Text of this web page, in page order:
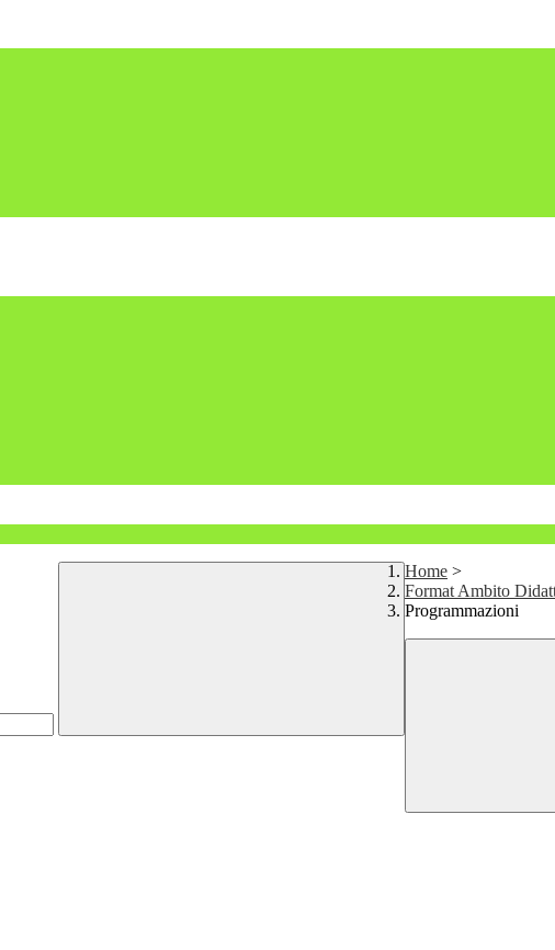
Home >
Format Ambito
Programmazioni